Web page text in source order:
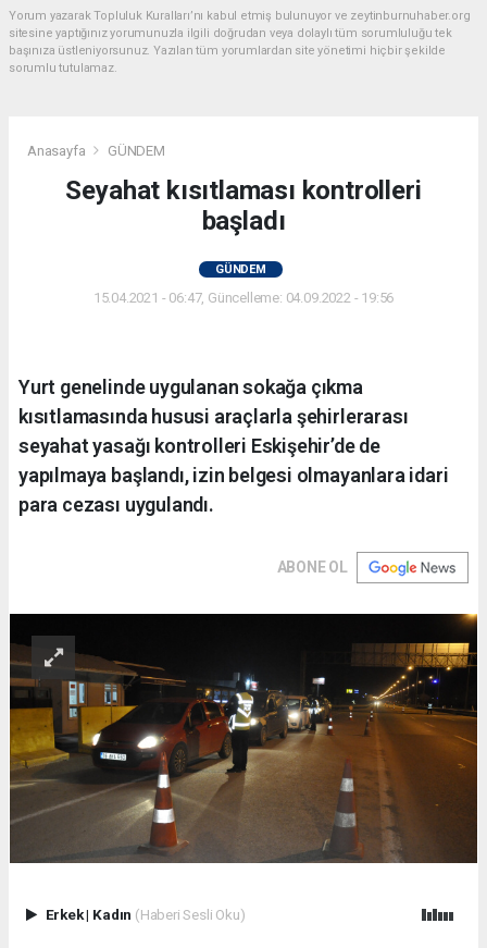
Yorum yazarak Topluluk Kuralları’nı kabul etmiş bulunuyor ve zeytinburnuhaber.org
sitesine yaptığınız yorumunuzla ilgili doğrudan veya dolaylı tüm sorumluluğu tek
başınıza üstleniyorsunuz. Yazılan tüm yorumlardan site yönetimi hiçbir şekilde
sorumlu tutulamaz.
Anasayfa GÜNDEM
Seyahat kısıtlaması kontrolleri
başladı
GÜNDEM
15.04.2021 - 06:47, Güncelleme: 04.09.2022 - 19:56
Yurt genelinde uygulanan sokağa çıkma
kısıtlamasında hususi araçlarla şehirlerarası
seyahat yasağı kontrolleri Eskişehir’de de
yapılmaya başlandı, izin belgesi olmayanlara idari
para cezası uygulandı.
ABONE OL
Erkek| Kadın (Haberi Sesli Oku)